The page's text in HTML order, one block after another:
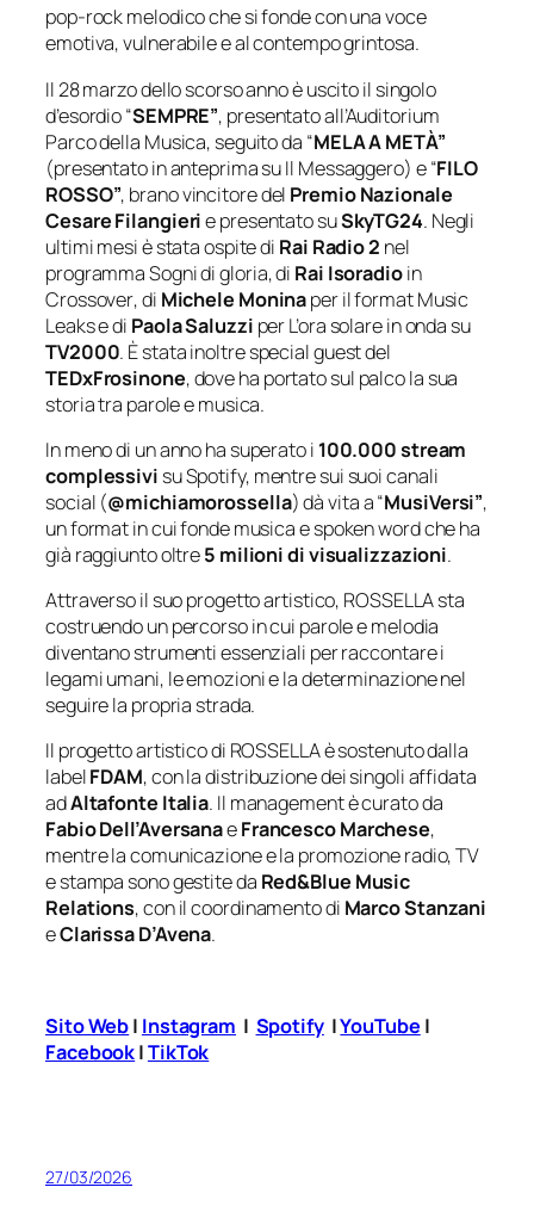
pop-rock melodico che si fonde con una voce
emotiva, vulnerabile e al contempo grintosa.
Il 28 marzo dello scorso anno è uscito il singolo
d’esordio “SEMPRE”, presentato all’Auditorium
Parco della Musica, seguito da “MELA A METÀ”
(presentato in anteprima suIl Messaggero) e “FILO
ROSSO”, brano vincitore del Premio Nazionale
Cesare Filangierie presentato suSkyTG24. Negli
ultimi mesi è stata ospite di Rai Radio 2 nel
programmaSogni di gloria, di Rai Isoradioin
Crossover, di Michele Moninaper il formatMusic
Leakse di Paola Saluzzi perL’ora solarein onda su
TV2000. È stata inoltre special guest del
TEDxFrosinone, dove ha portato sul palco la sua
storia tra parole e musica.
In meno di un anno ha superato i 100.000 stream
complessivi su Spotify, mentre sui suoi canali
social (@michiamorossella) dà vita a “MusiVersi”,
un format in cui fonde musica espoken wordche ha
già raggiunto oltre5 milioni di visualizzazioni.
Attraverso il suo progetto artistico, ROSSELLA sta
costruendo un percorso in cui parole e melodia
diventano strumenti essenziali per raccontare i
legami umani, le emozioni e la determinazione nel
seguire la propria strada.
Il progetto artistico di ROSSELLA è sostenuto dalla
labelFDAM, con la distribuzione dei singoli affidata
adAltafonte Italia. Il management è curato da
Fabio Dell’AversanaeFrancesco Marchese,
mentre la comunicazione e la promozione radio, TV
e stampa sono gestite da Red&Blue Music
Relations, con il coordinamento di Marco Stanzani
eClarissa D’Avena.
Sito Web| Instagram | Spotify|YouTube |
Facebook|TikTok
27/03/2026